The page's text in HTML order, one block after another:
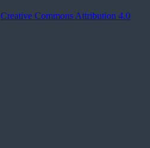
Creative Commons Attribution 4.0